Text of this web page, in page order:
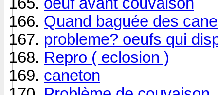
Quand baguée des
probleme? oeufs qui
Repro ( eclosion )
caneton